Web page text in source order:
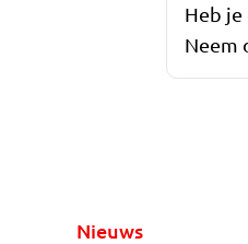
Heb
Neem
Nieuws